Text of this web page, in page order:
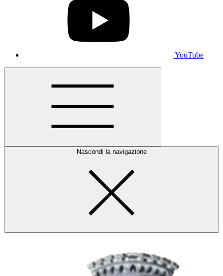
YouTube
Nascondi la navigazione